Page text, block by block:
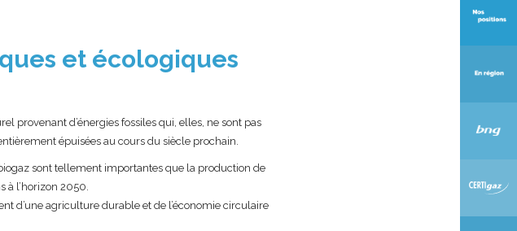
et écologiques
provenant d’énergies fossiles qui, elles, ne sont pas
épuisées au cours du siècle prochain.
sont tellement importantes que la production de
à l’horizon 2050.
d’une agriculture durable et de l’économie circulaire